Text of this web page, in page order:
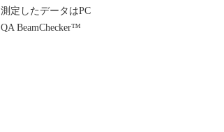
定したデータはPC
BeamChecker™